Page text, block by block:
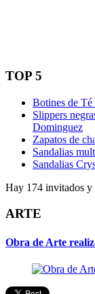
TOP 5
Botines de Té
Slippers
Dominguez
Zapatos de
Sandalias
Sandalias
Hay 174 invitados y
ARTE
Obra de Arte